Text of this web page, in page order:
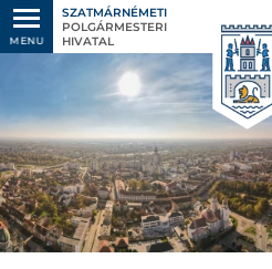
MENU
SZATMÁRNÉMETI
POLGÁRMESTERI
HIVATAL